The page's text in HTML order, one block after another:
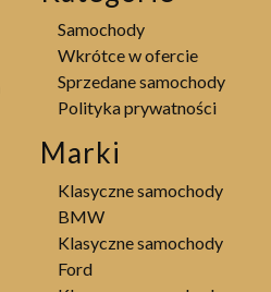
Samochody
Wkrótce w ofercie
Sprzedane samochody
Polityka prywatności
Marki
Klasyczne samochody
BMW
Klasyczne samochody
Ford